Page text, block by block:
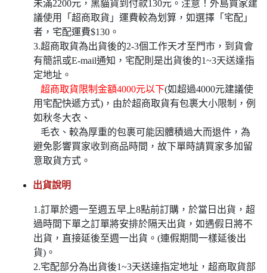
未滿2200元，黑貓貨到付款130元。注意！外島買家建
議使用「超商取貨」運費較為划算，如選擇「宅配」
者，宅配運費$130。
3.超商取貨為出貨後的2-3個工作天才至門市，到貨會
有簡訊或E-mail通知，宅配則是出貨後的1~3天送達指
定地址。
超商取貨限制金額4000元以下(如超過4000元建議使
用宅配快遞方式)，由於超商取貨有包裹大小限制，例
如秋冬大衣、
毛衣、較為厚重的包裹可能因體積過大而退件，為
避免影響買家收到商品時間，故下單時請買家多加留
意取貨方式。
出貨說明
1.訂單於週一至週五早上8點前訂購，於當日出貨，超
過時間下單之訂單將安排於隔天出貨，如遇假日將不
出貨，直接延後至週一出貨。(連假期間一樣延後出
貨)。
2.宅配部分為出貨後1~3天送達指定地址，超商取貨部